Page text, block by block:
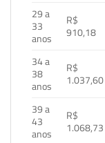
29 a
33
anos
R$
910,18
34 a
38
anos
R$
1.037,60
39 a
43
anos
R$
1.068,73